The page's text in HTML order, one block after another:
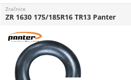
Zračnice
ZR 1630 175/185R16 TR13 Panter